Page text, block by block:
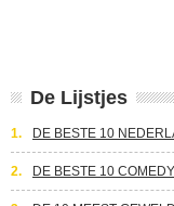
De Lijstjes
1. DE BESTE 10
2. DE BESTE 10